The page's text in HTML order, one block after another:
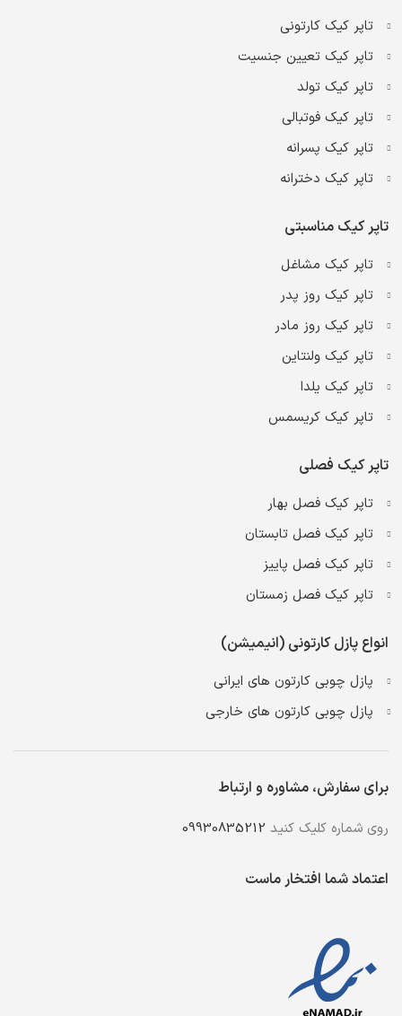
تاپر کیک کارتونی
تاپر کیک تعیین جنسیت
تاپر کیک تولد
تاپر کیک فوتبالی
تاپر کیک پسرانه
تاپر کیک دخترانه
تاپر کیک مناسبتی
تاپر کیک مشاغل
تاپر کیک روز پدر
تاپر کیک روز مادر
تاپر کیک ولنتاین
تاپر کیک یلدا
تاپر کیک کریسمس
تاپر کیک فصلی
تاپر کیک فصل بهار
تاپر کیک فصل تابستان
تاپر کیک فصل پاییز
تاپر کیک فصل زمستان
انواع پازل کارتونی (انیمیشن)
پازل چوبی کارتون های ایرانی
پازل چوبی کارتون های خارجی
برای سفارش، مشاوره و ارتباط
روی شماره کلیک کنید 09930835212
اعتماد شما افتخار ماست